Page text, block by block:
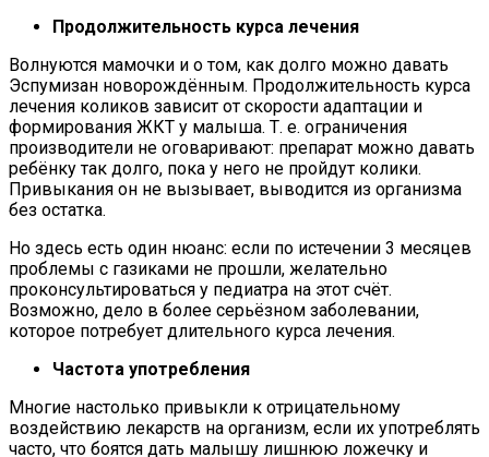
Продолжительность курса лечения
Волнуются мамочки и о том, как долго можно давать
Эспумизан новорождённым. Продолжительность курса
лечения коликов зависит от скорости адаптации и
формирования ЖКТ у малыша. Т. е. ограничения
производители не оговаривают: препарат можно давать
ребёнку так долго, пока у него не пройдут колики.
Привыкания он не вызывает, выводится из организма
без остатка.
Но здесь есть один нюанс: если по истечении 3 месяцев
проблемы с газиками не прошли, желательно
проконсультироваться у педиатра на этот счёт.
Возможно, дело в более серьёзном заболевании,
которое потребует длительного курса лечения.
Частота употребления
Многие настолько привыкли к отрицательному
воздействию лекарств на организм, если их употреблять
часто, что боятся дать малышу лишнюю ложечку и